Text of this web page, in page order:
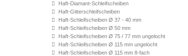
Haft-Diamant-Schleifscheiben
Haft-Gitterschleifscheiben
Haft-Schleifscheiben Ø 37 - 40 mm
Haft-Schleifscheiben Ø 50 mm
Haft-Schleifscheiben Ø 75 / 77 mm ungelocht
Haft-Schleifscheiben Ø 115 mm ungelocht
Haft-Schleifscheiben Ø 115 mm 8-fach